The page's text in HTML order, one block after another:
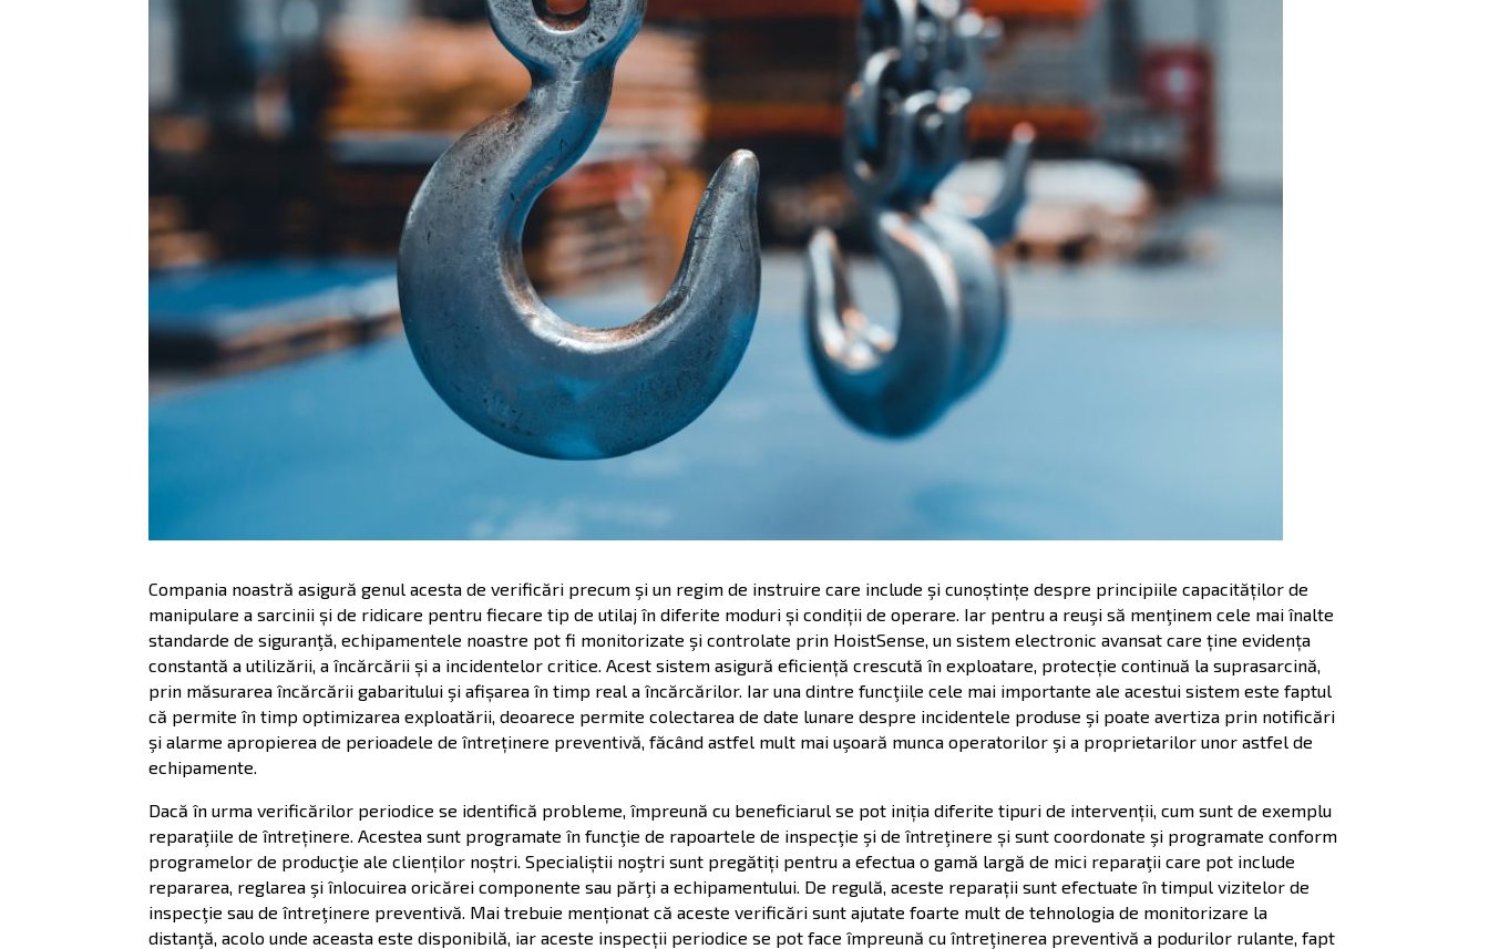
Compania noastră asigură genul acesta de verificări precum şi un regim de instruire care include şi cunoștințe despre principiile capacităților de
manipulare a sarcinii și de ridicare pentru fiecare tip de utilaj în diferite moduri și condiții de operare. Iar pentru a reuşi să menţinem cele mai înalte
standarde de siguranţă, echipamentele noastre pot fi monitorizate şi controlate prin HoistSense, un sistem electronic avansat care ține evidența
constantă a utilizării, a încărcării și a incidentelor critice. Acest sistem asigură eficiență crescută în exploatare, protecție continuă la suprasarcină,
prin măsurarea încărcării gabaritului şi afișarea în timp real a încărcărilor. Iar una dintre funcţiile cele mai importante ale acestui sistem este faptul
că permite în timp optimizarea exploatării, deoarece permite colectarea de date lunare despre incidentele produse şi poate avertiza prin notificări
şi alarme apropierea de perioadele de întreținere preventivă, făcând astfel mult mai uşoară munca operatorilor şi a proprietarilor unor astfel de
echipamente.
Dacă în urma verificărilor periodice se identifică probleme, împreună cu beneficiarul se pot iniția diferite tipuri de intervenții, cum sunt de exemplu
reparaţiile de întreținere. Acestea sunt programate în funcţie de rapoartele de inspecţie şi de întreţinere și sunt coordonate şi programate conform
programelor de producţie ale clienților noștri. Specialiștii noştri sunt pregătiți pentru a efectua o gamă largă de mici reparaţii care pot include
repararea, reglarea şi înlocuirea oricărei componente sau părţi a echipamentului. De regulă, aceste reparații sunt efectuate în timpul vizitelor de
inspecţie sau de întreţinere preventivă. Mai trebuie menționat că aceste verificări sunt ajutate foarte mult de tehnologia de monitorizare la
distanţă, acolo unde aceasta este disponibilă, iar aceste inspecții periodice se pot face împreună cu întreţinerea preventivă a podurilor rulante, fapt